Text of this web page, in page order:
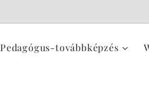
Pedagógus-továbbképzés